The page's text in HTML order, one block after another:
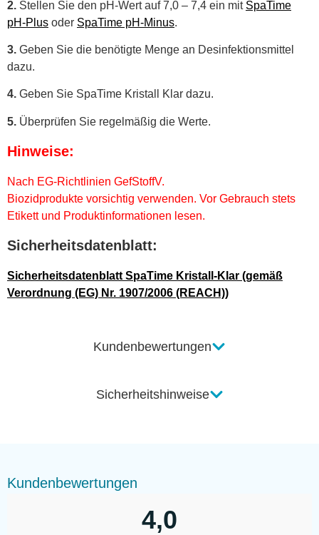
Kundenbewertungen
Sicherheitshinweise
2. Stellen Sie den pH-Wert auf 7,0 – 7,4 ein mit SpaTime
pH-Plus oder SpaTime pH-Minus.
3. Geben Sie die benötigte Menge an Desinfektionsmittel
dazu.
4. Geben Sie SpaTime Kristall Klar dazu.
5. Überprüfen Sie regelmäßig die Werte.
Hinweise:
Nach EG-Richtlinien GefStoffV.
Biozidprodukte vorsichtig verwenden. Vor Gebrauch stets
Etikett und Produktinformationen lesen.
Sicherheitsdatenblatt:
Sicherheitsdatenblatt SpaTime Kristall-Klar (gemäß
Verordnung (EG) Nr. 1907/2006 (REACH))
Kundenbewertungen
4,0